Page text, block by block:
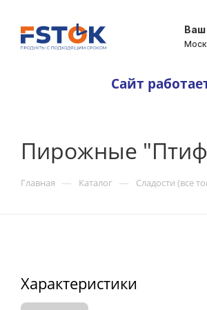
Ваш
Сайт
Пирожные
Главная — Каталог — Сладости (все
Характеристики